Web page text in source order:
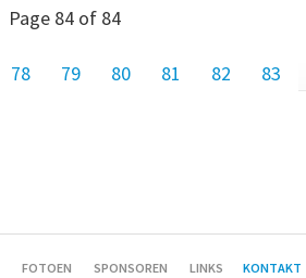
Page 84 of 84
78 79 80 81 82 83
FOTOEN SPONSOREN LINKS KONTAKT